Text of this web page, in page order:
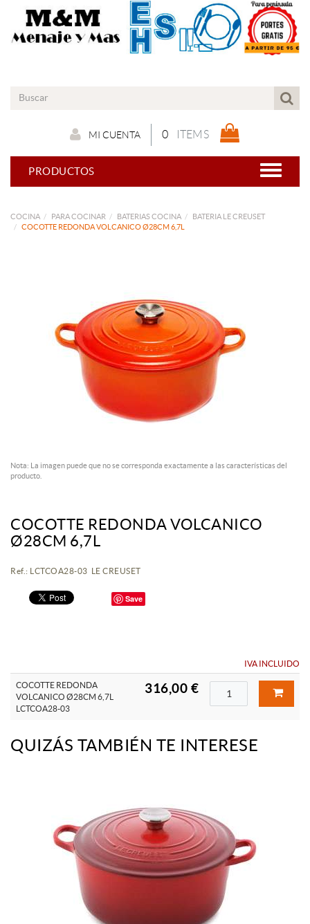
0 ITEMS
MI CUENTA
PRODUCTOS
COCINA PARA COCINAR BATERIAS COCINA
BATERIA LE CREUSET
COCOTTE REDONDA VOLCANICO Ø28CM 6,7L
Nota: La imagen puede que no se corresponda exactamente a las características del
producto.
COCOTTE REDONDA VOLCANICO
Ø28CM 6,7L
Ref.: LCTCOA28-03 LE CREUSET
Save
IVA INCLUIDO
COCOTTE REDONDA
VOLCANICO Ø28CM 6,7L
LCTCOA28-03
316,00 €
QUIZÁS TAMBIÉN TE INTERESE